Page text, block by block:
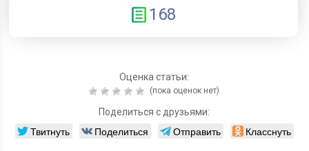
168
Оценка статьи:
(пока оценок нет)
Поделиться с друзьями:
Твитнуть Поделиться Отправить Класснуть